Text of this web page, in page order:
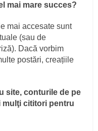
mai mare succes?
mai accesate sunt
(sau de
Dacă vorbim
postări, creațiile
site, conturile de pe
mulţi cititori pentru